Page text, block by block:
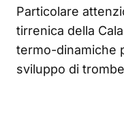
Particolare
tirrenica della
termo-dinamiche
sviluppo di